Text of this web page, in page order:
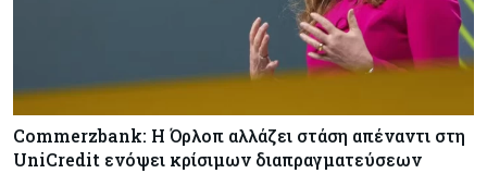
Commerzbank: Η Όρλοπ αλλάζει στάση απέναντι στη
UniCredit ενόψει κρίσιμων διαπραγματεύσεων